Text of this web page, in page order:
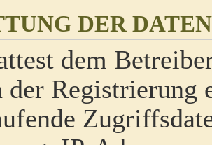
DER
dem
der Registrierung